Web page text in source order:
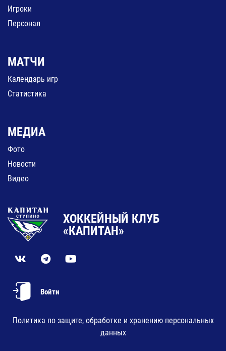
Игроки
Персонал
МАТЧИ
Календарь игр
Статистика
МЕДИА
Фото
Новости
Видео
ХОККЕЙНЫЙ КЛУБ
«КАПИТАН»
Войти
Политика по защите, обработке и хранению персональных
данных